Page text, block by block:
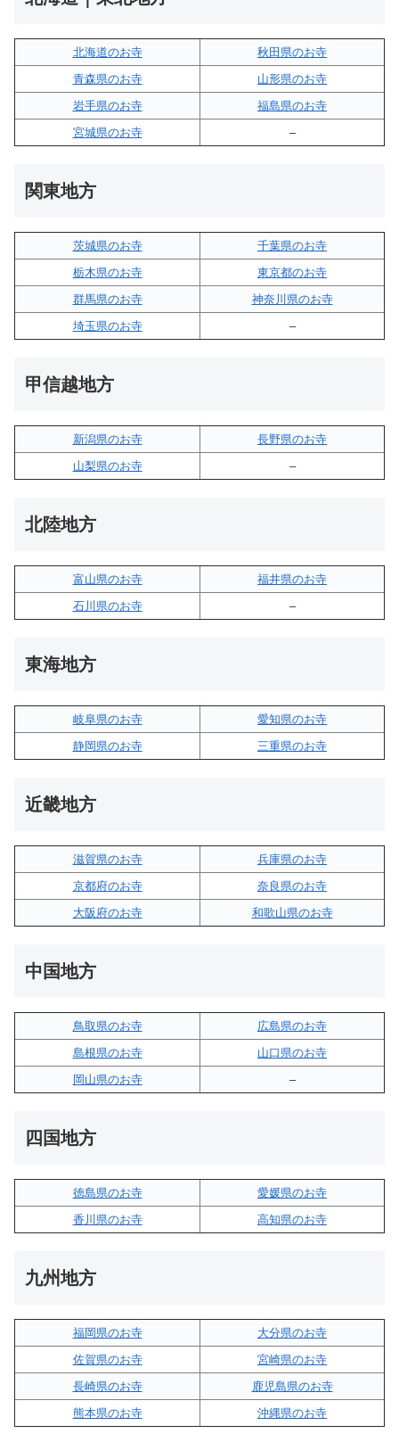
北海道のお寺
秋田県のお寺
青森県のお寺
山形県のお寺
岩手県のお寺
福島県のお寺
宮城県のお寺
–
関東地方
茨城県のお寺
千葉県のお寺
栃木県のお寺
東京都のお寺
群馬県のお寺
神奈川県のお寺
埼玉県のお寺
–
甲信越地方
新潟県のお寺
長野県のお寺
山梨県のお寺
–
北陸地方
富山県のお寺
福井県のお寺
石川県のお寺
–
東海地方
岐阜県のお寺
愛知県のお寺
静岡県のお寺
三重県のお寺
近畿地方
滋賀県のお寺
兵庫県のお寺
京都府のお寺
奈良県のお寺
大阪府のお寺
和歌山県のお寺
中国地方
鳥取県のお寺
広島県のお寺
島根県のお寺
山口県のお寺
岡山県のお寺
–
四国地方
徳島県のお寺
愛媛県のお寺
香川県のお寺
高知県のお寺
九州地方
福岡県のお寺
大分県のお寺
佐賀県のお寺
宮崎県のお寺
長崎県のお寺
鹿児島県のお寺
熊本県のお寺
沖縄県のお寺